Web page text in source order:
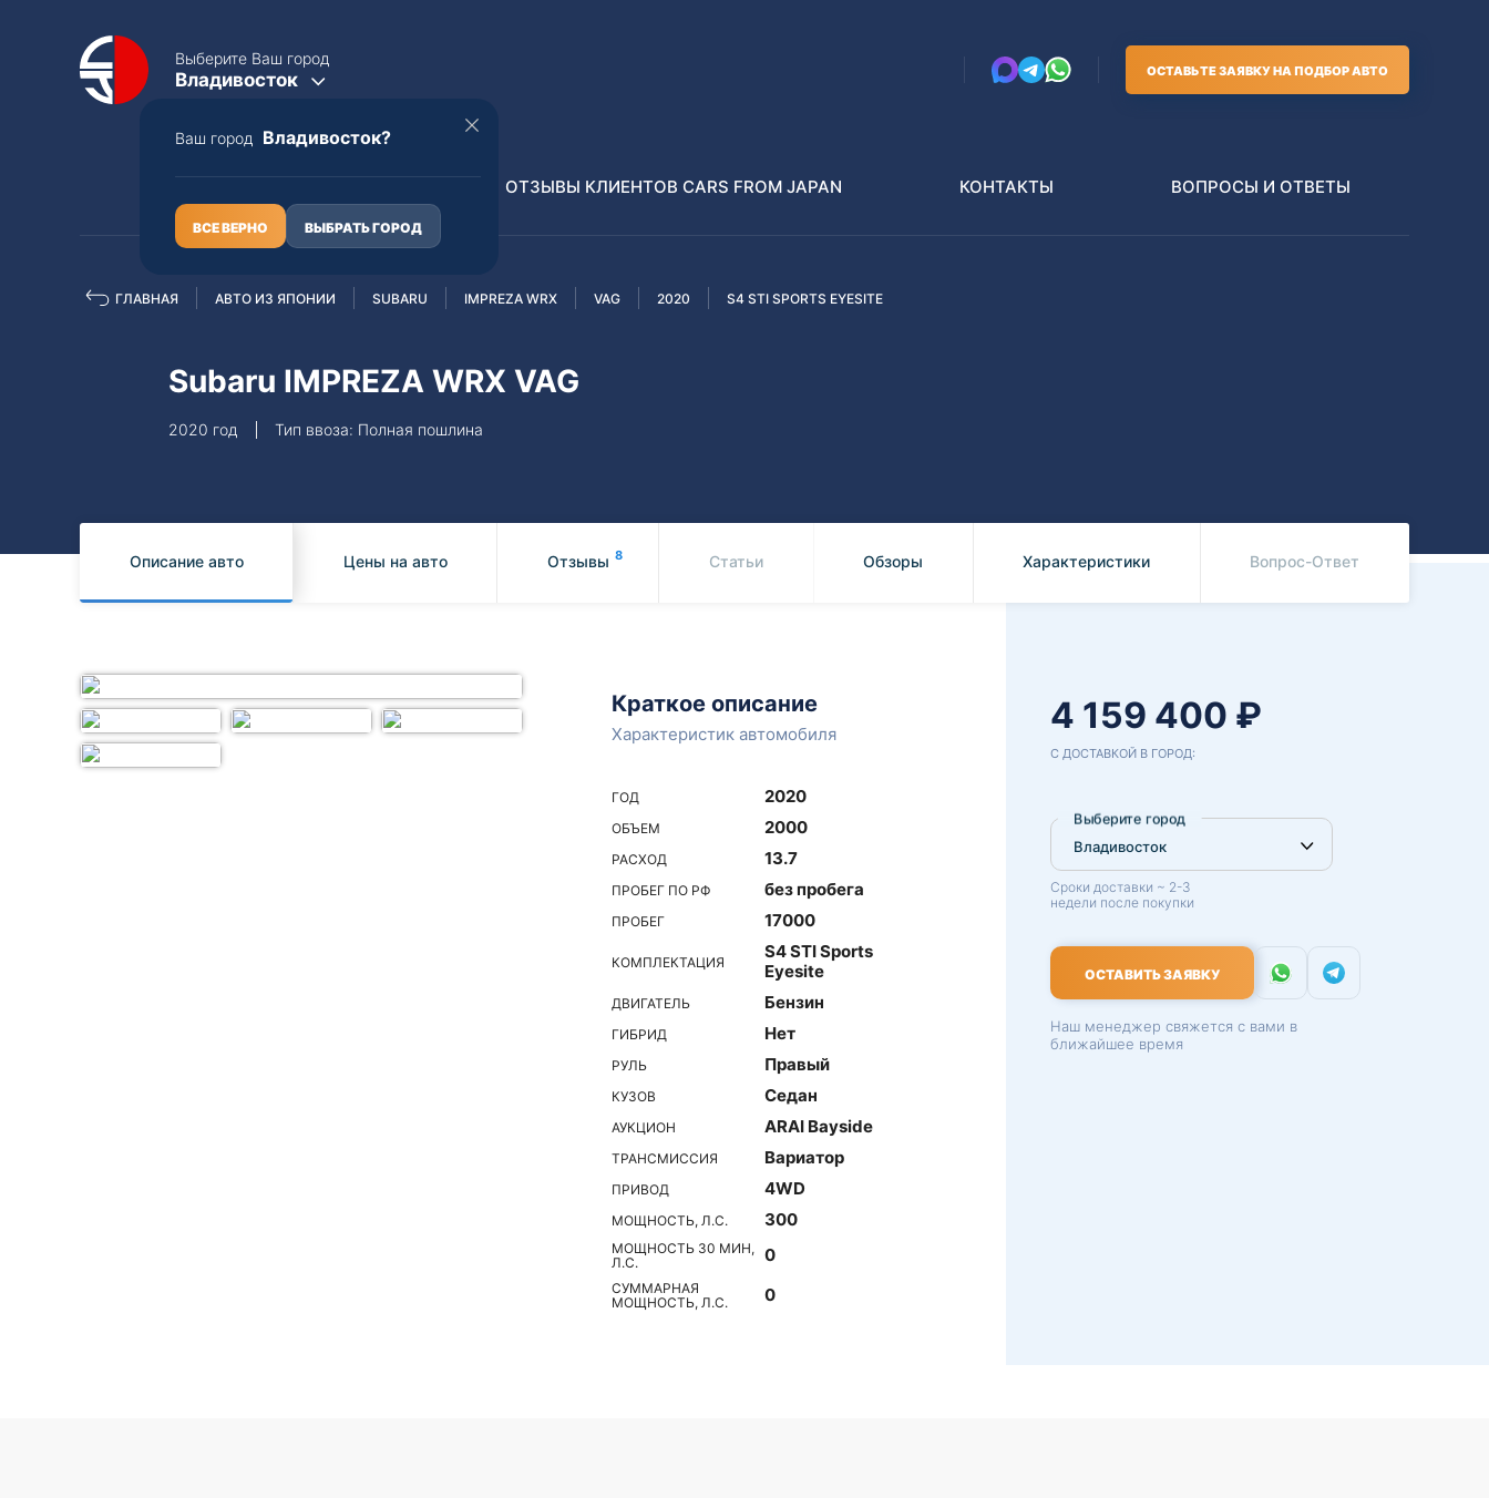
Выберите Ваш город
Владивосток
Ваш город Владивосток?
ВСЕ ВЕРНО ВЫБРАТЬ ГОРОД
ОСТАВЬТЕ ЗАЯВКУ НА ПОДБОР АВТО
Полная пошлина
Subaru
Распилы и конструкторы
ОТЗЫВЫ КЛИЕНТОВ CARS FROM JAPAN КОНТАКТЫ ВОПРОСЫ И ОТВЕТЫ
ГЛАВНАЯ АВТО ИЗ ЯПОНИИ SUBARU IMPREZA WRX VAG 2020 S4 STI SPORTS EYESITE
Subaru IMPREZA WRX VAG
2020 год Тип ввоза: Полная пошлина
Описание авто Цены на авто Отзывы 8 Статьи Обзоры Характеристики Вопрос-Ответ
Краткое описание
Характеристик автомобиля
ГОД 2020
ОБЪЕМ 2000
РАСХОД 13.7
ПРОБЕГ ПО РФ без пробега
ПРОБЕГ 17000
КОМПЛЕКТАЦИЯ
S4 STI Sports
Eyesite
ДВИГАТЕЛЬ Бензин
ГИБРИД Нет
РУЛЬ Правый
КУЗОВ Седан
АУКЦИОН ARAI Bayside
ТРАНСМИССИЯ Вариатор
ПРИВОД 4WD
МОЩНОСТЬ, Л.С. 300
МОЩНОСТЬ 30 МИН,
Л.С.
0
СУММАРНАЯ
МОЩНОСТЬ, Л.С.
0
4 159 400 ₽
С ДОСТАВКОЙ В ГОРОД:
Выберите город
Сроки доставки ~ 2-3
недели после покупки
ОСТАВИТЬ ЗАЯВКУ
Наш менеджер свяжется с вами в
ближайшее время